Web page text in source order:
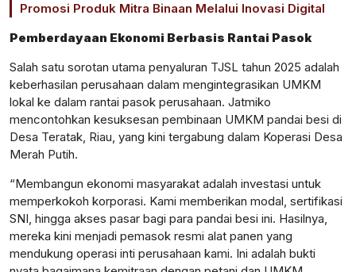
Promosi Produk Mitra Binaan Melalui Inovasi Digital
Pemberdayaan Ekonomi Berbasis Rantai Pasok
Salah satu sorotan utama penyaluran TJSL tahun 2025 adalah
keberhasilan perusahaan dalam mengintegrasikan UMKM
lokal ke dalam rantai pasok perusahaan. Jatmiko
mencontohkan kesuksesan pembinaan UMKM pandai besi di
Desa Teratak, Riau, yang kini tergabung dalam Koperasi Desa
Merah Putih.
“Membangun ekonomi masyarakat adalah investasi untuk
memperkokoh korporasi. Kami memberikan modal, sertifikasi
SNI, hingga akses pasar bagi para pandai besi ini. Hasilnya,
mereka kini menjadi pemasok resmi alat panen yang
mendukung operasi inti perusahaan kami. Ini adalah bukti